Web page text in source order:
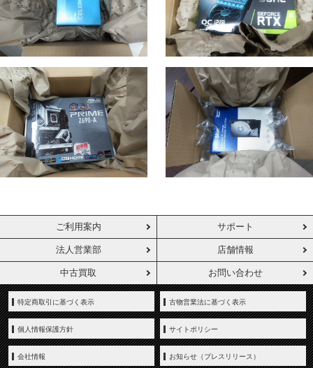
ご利用案内 サポート
法人営業部 店舗情報
中古買取 お問い合わせ
特定商取引に基づく表示 古物営業法に基づく表示
個人情報保護方針 サイトポリシー
会社情報 お知らせ（プレスリリース）